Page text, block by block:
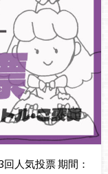
人気投票 期間：